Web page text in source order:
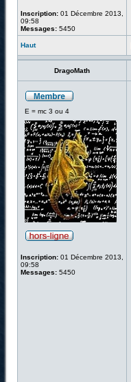
Inscription: 01 Décembre 2013,
09:58
Messages: 5450
Haut
DragoMath
E = mc 3 ou 4
Inscription: 01 Décembre 2013,
09:58
Messages: 5450